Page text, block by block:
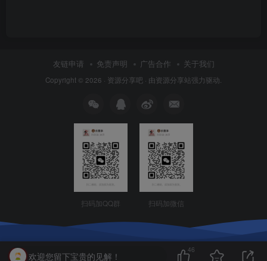
友链申请 免责声明 广告合作 关于我们
Copyright © 2026 · 资源分享吧 · 由资源分享站强力驱动.
扫码加QQ群 扫码加微信
欢迎您留下宝贵的见解！
46